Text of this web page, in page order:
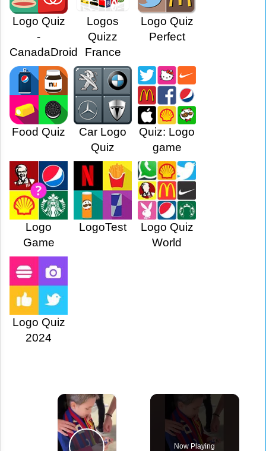
Logo Quiz
-
CanadaDroid
Logos
Quizz
France
Logo Quiz
Perfect
Food Quiz
Car Logo
Quiz
Quiz: Logo
game
Logo
Game
LogoTest
Logo Quiz
World
Logo Quiz
2024
×
Now Playing